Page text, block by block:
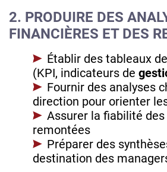
2. PRODUIRE DES
FINANCIÈRES ET DES
Établir des tableaux
(KPI, indicateurs de
Fournir des analyses
direction pour orienter
Assurer la fiabilité
remontées
Préparer des
destination des